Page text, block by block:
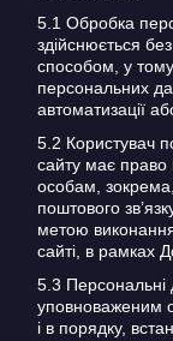
5.1 Обробка
здійснюється
способом, у
персональних
автоматизації
5.2 Користувач
сайту має право
особам,
поштового
метою
сайті, в рамках
5.3 Персональні
уповноваженим
і в порядку,